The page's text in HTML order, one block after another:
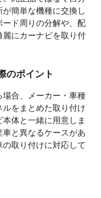
簡単な機種に交換し
ド周りの分解や、配
にカーナビを取り付
のポイント
合、メーカー・車種
をまとめた取り付け
体と一緒に用意しま
と異なるケースがあ
取り付けに対応して